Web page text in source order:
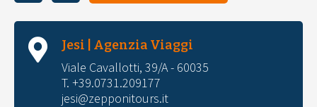
Jesi | Agenzia Viaggi
Viale Cavallotti, 39/A - 60035
T. +39.0731.209177
jesi@zepponitours.it